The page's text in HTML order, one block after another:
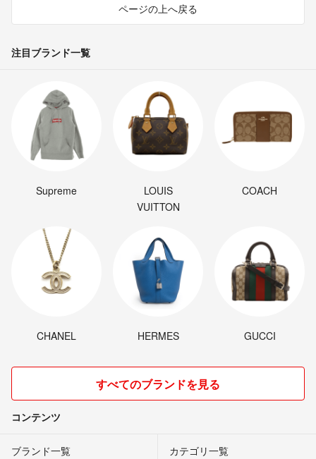
ページの上へ戻る
注目ブランド一覧
Supreme
LOUIS
VUITTON
COACH
CHANEL HERMES GUCCI
すべてのブランドを見る
コンテンツ
ブランド一覧 カテゴリ一覧